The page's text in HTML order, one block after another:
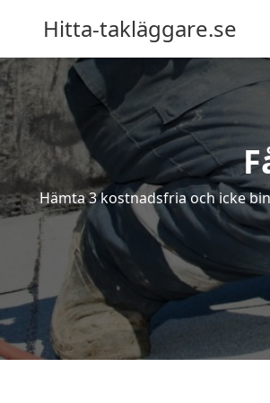
Hitta-takläggare.se
Hämta 3 kostnadsfria och icke